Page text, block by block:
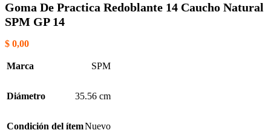
Goma De Practica Redoblante 14 Caucho Natural
SPM GP 14
$ 0,00
Marca SPM
Diámetro 35.56 cm
Condición del ítemNuevo